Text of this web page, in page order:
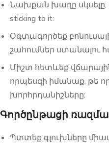
Նախքան խաղը սկսելը,
sticking to it:
Օգտագործեք
շահումներ ստանալու
Միշտ հետևեք
որպեսզի իմանաք, թե
խորհրդանիշները:
Գործընթացի
Պտտեք գլուխները